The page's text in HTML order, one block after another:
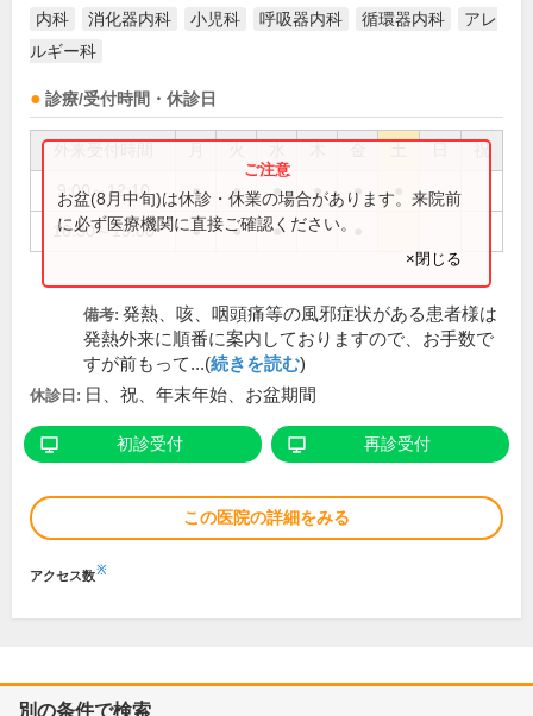
内科 消化器内科 小児科 呼吸器内科 循環器内科
アレ
ルギー科
診療/受付時間・休診日
祝
9:00～12:10 ● ● ● ● ●
16:30～19:00 ● ● ●
お盆(8月中旬)は休診・休業の場合があります。来院前
に必ず医療機関に直接ご確認ください。
×閉じる
備考: 発熱、咳、咽頭痛等の風邪症状がある患者様は
発熱外来に順番に案内しておりますので、お手数で
すが前もって...(続きを読む)
休診日: 日、祝、年末年始、お盆期間
初診受付 再診受付
この医院の詳細をみる
アクセス数※
別の条件で検索